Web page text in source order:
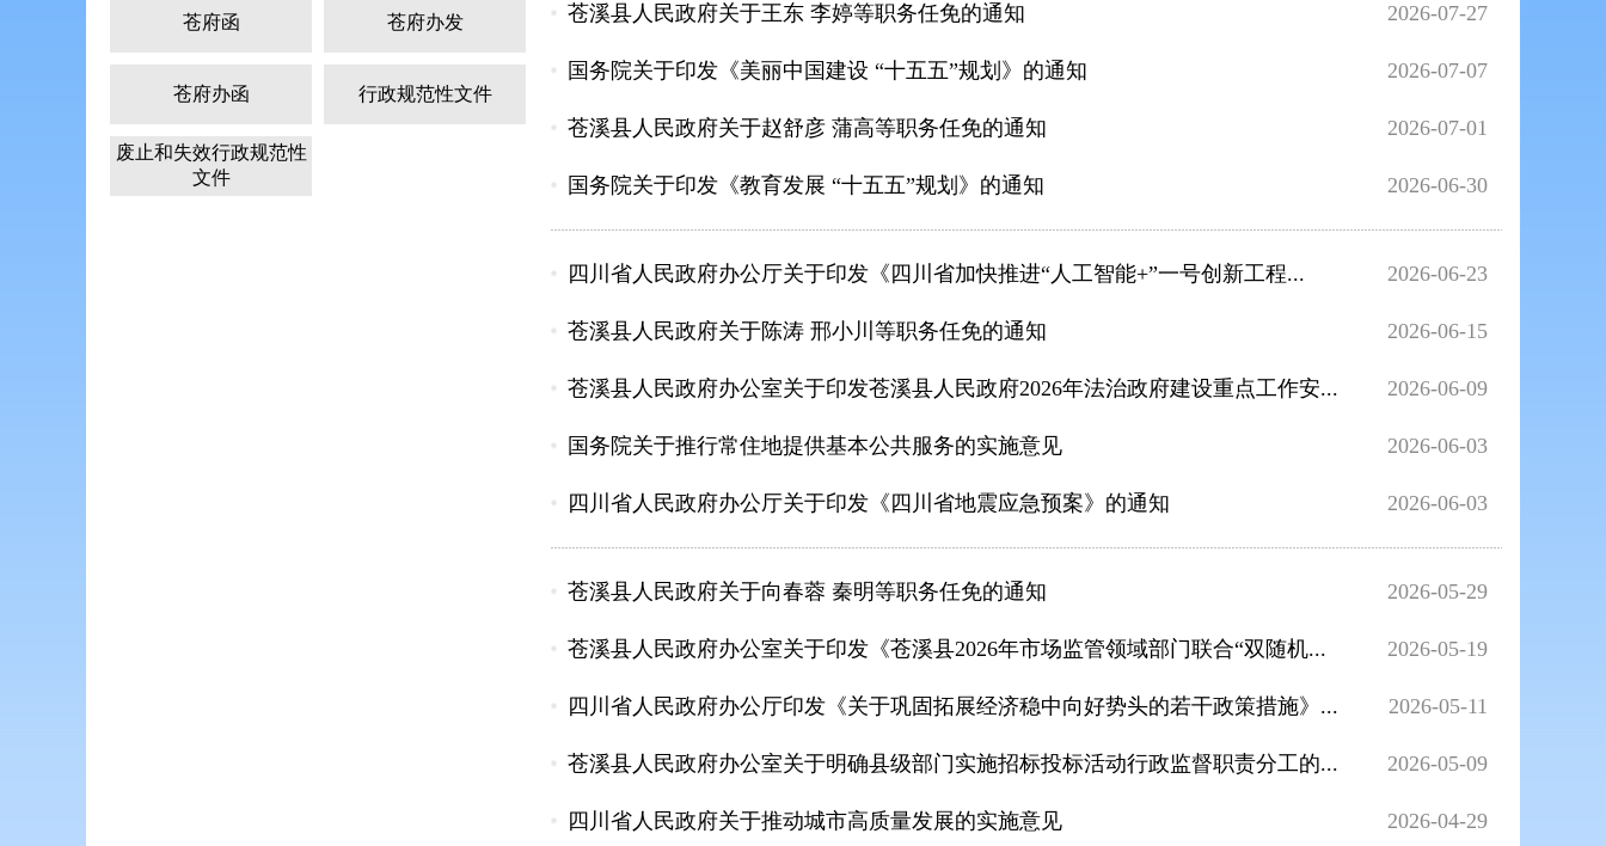
苍府函 苍府办发
苍府办函 行政规范性文件
废止和失效行政规范性
文件
苍溪县人民政府关于王东 李婷等职务任免的通知 2026-07-27
国务院关于印发《美丽中国建设 “十五五”规划》的通知 2026-07-07
苍溪县人民政府关于赵舒彦 蒲高等职务任免的通知 2026-07-01
国务院关于印发《教育发展 “十五五”规划》的通知 2026-06-30
四川省人民政府办公厅关于印发《四川省加快推进“人工智能+”一号创新工程... 2026-06-23
苍溪县人民政府关于陈涛 邢小川等职务任免的通知 2026-06-15
苍溪县人民政府办公室关于印发苍溪县人民政府2026年法治政府建设重点工作安... 2026-06-09
国务院关于推行常住地提供基本公共服务的实施意见 2026-06-03
四川省人民政府办公厅关于印发《四川省地震应急预案》的通知 2026-06-03
苍溪县人民政府关于向春蓉 秦明等职务任免的通知 2026-05-29
苍溪县人民政府办公室关于印发《苍溪县2026年市场监管领域部门联合“双随机... 2026-05-19
四川省人民政府办公厅印发《关于巩固拓展经济稳中向好势头的若干政策措施》... 2026-05-11
苍溪县人民政府办公室关于明确县级部门实施招标投标活动行政监督职责分工的... 2026-05-09
四川省人民政府关于推动城市高质量发展的实施意见 2026-04-29